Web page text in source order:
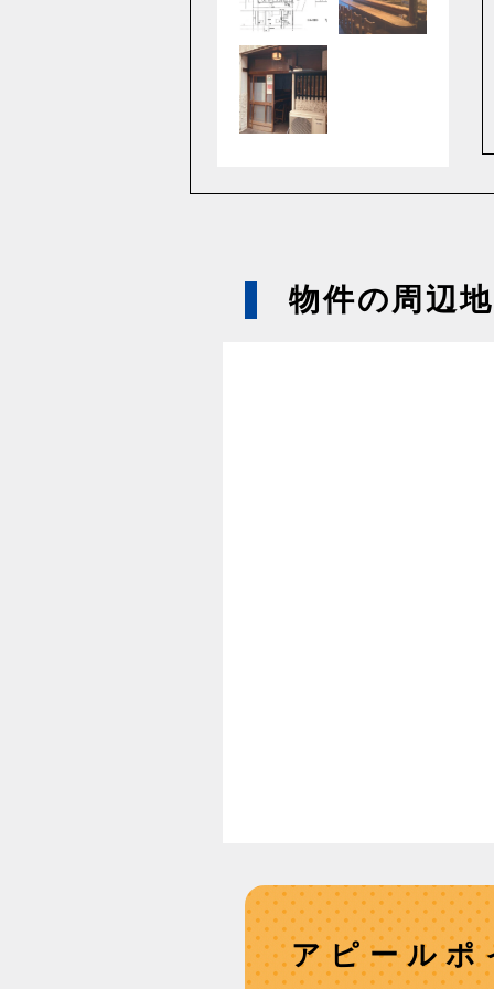
物件の周辺
アピール